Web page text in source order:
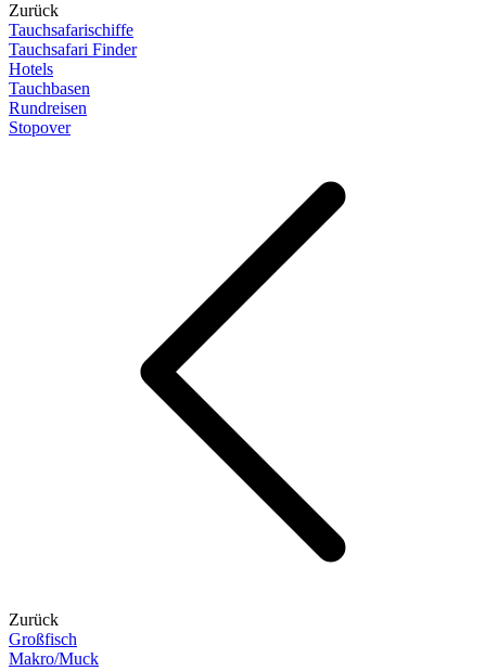
Zurück
Tauchsafarischiffe
Tauchsafari Finder
Hotels
Tauchbasen
Rundreisen
Stopover
Zurück
Großfisch
Makro/Muck